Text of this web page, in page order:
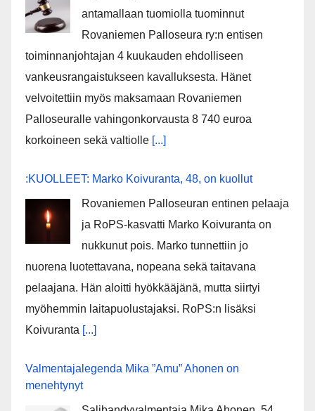
antamallaan tuomiolla tuominnut
Rovaniemen Palloseura ry:n entisen
toiminnanjohtajan 4 kuukauden ehdolliseen
vankeusrangaistukseen kavalluksesta. Hänet
velvoitettiin myös maksamaan Rovaniemen
Palloseuralle vahingonkorvausta 8 740 euroa
korkoineen sekä valtiolle [...]
:KUOLLEET: Marko Koivuranta, 48, on kuollut
Rovaniemen Palloseuran entinen pelaaja
ja RoPS-kasvatti Marko Koivuranta on
nukkunut pois. Marko tunnettiin jo
nuorena luotettavana, nopeana sekä taitavana
pelaajana. Hän aloitti hyökkääjänä, mutta siirtyi
myöhemmin laitapuolustajaksi. RoPS:n lisäksi
Koivuranta [...]
Valmentajalegenda Mika ”Amu” Ahonen on
menehtynyt